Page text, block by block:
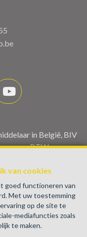
van cookies
goed functioneren van
Met uw toestemming
op de site te
mediafuncties zoals
te maken.
in België, BIV
: BTW
Luxemburgstraat,
- info@biv.be) -
code
Troonplein 1, 1000
geldt voor
uitgevoerd